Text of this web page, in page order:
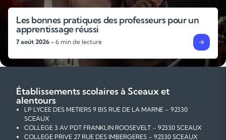
Pourquoi faire un stage de révisions avant la
rentrée ?
4 août 2026 - 6 min de lecture
Établissements scolaires à Sceaux et
alentours
LP LYCEE DES METIERS 9 BIS RUE DE LA MARNE – 92330
SCEAUX
COLLEGE 3 AV PDT FRANKLIN ROOSEVELT – 92330 SCEAUX
COLLEGE PRIVE 27 RUE DES IMBERGERES – 92330 SCEAUX